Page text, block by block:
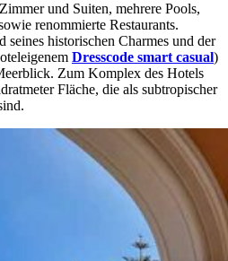
und Suiten, mehrere Pools,
renommierte Restaurants.
seines historischen Charmes und der
Dresscode smart casual)
Zum Komplex des Hotels
Fläche, die als subtropischer